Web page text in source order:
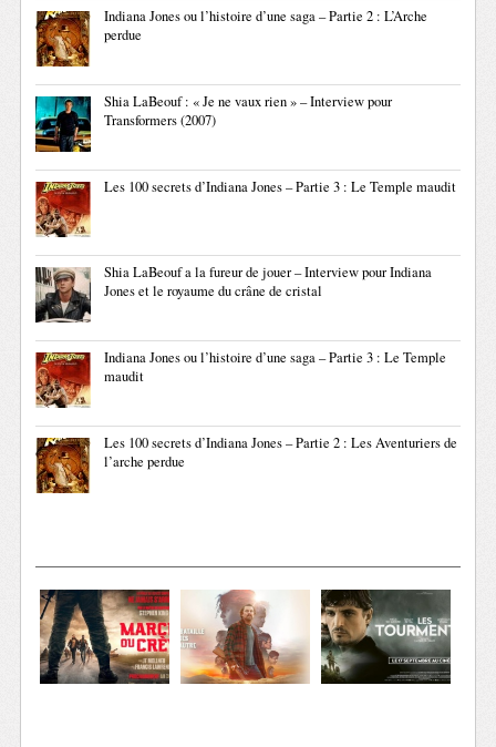
Indiana Jones ou l’histoire d’une saga – Partie 2 : L’Arche
perdue
Shia LaBeouf : « Je ne vaux rien » – Interview pour
Transformers (2007)
Les 100 secrets d’Indiana Jones – Partie 3 : Le Temple maudit
Shia LaBeouf a la fureur de jouer – Interview pour Indiana
Jones et le royaume du crâne de cristal
Indiana Jones ou l’histoire d’une saga – Partie 3 : Le Temple
maudit
Les 100 secrets d’Indiana Jones – Partie 2 : Les Aventuriers de
l’arche perdue